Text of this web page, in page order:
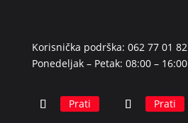
Korisnička podrška: 062 77 01 82
Ponedeljak – Petak: 08:00 – 16:00
Prati Prati